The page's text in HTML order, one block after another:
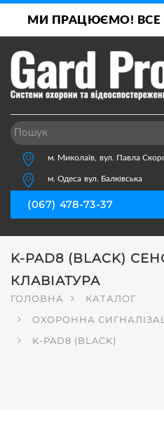
МИ ПРАЦЮЄМО! ВСЕ
м. Миколаїв, вул. Павла
м. Одеса вул. Балківська
(067) 478-73-37
K-PAD8 (BLACK)
КЛАВІАТУРА
ГОЛОВНА
КАТАЛОГ
ОХОРОННА
K-PAD8 (BLACK)